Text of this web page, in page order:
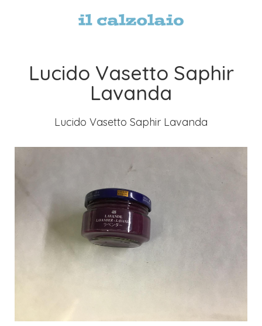
Lucido Vasetto Saphir
Lavanda
Lucido Vasetto Saphir Lavanda